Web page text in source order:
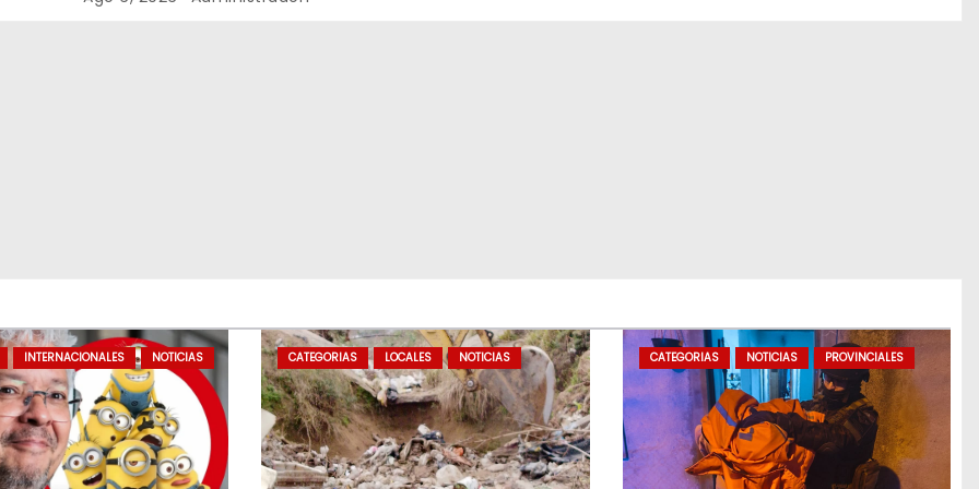
INTERNACIONALES NOTICIAS CATEGORIAS LOCALES NOTICIAS CATEGORIAS NOTICIAS PROVINCIALES